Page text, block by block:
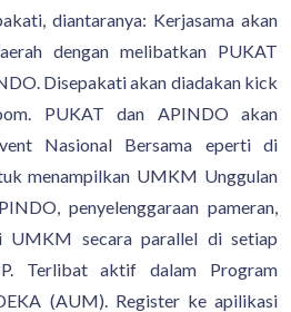
diantaranya: Kerjasama akan
dengan melibatkan PUKAT
Disepakati akan diadakan kick
PUKAT dan APINDO akan
Nasional Bersama eperti di
menampilkan UMKM Unggulan
penyelenggaraan pameran,
UMKM secara parallel di setiap
Terlibat aktif dalam Program
(AUM). Register ke apilikasi